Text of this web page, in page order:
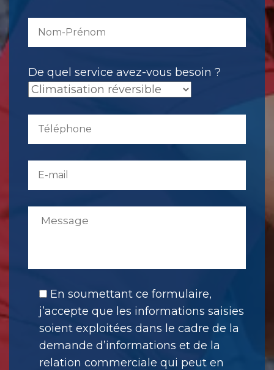
De quel service avez-vous besoin ?
En soumettant ce formulaire,
j’accepte que les informations saisies
soient exploitées dans le cadre de la
demande d’informations et de la
relation commerciale qui peut en